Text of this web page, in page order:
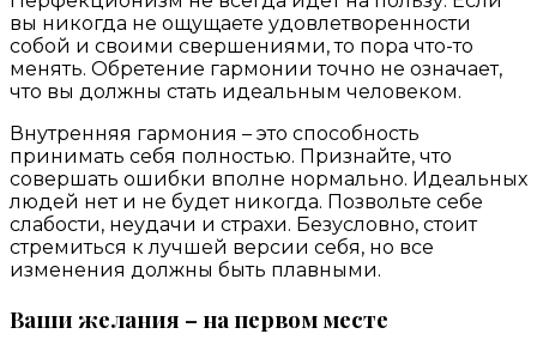
вы никогда не ощущаете удовлетворенности
собой и своими свершениями, то пора что-то
менять. Обретение гармонии точно не означает,
что вы должны стать идеальным человеком.
Внутренняя гармония – это способность
принимать себя полностью. Признайте, что
совершать ошибки вполне нормально. Идеальных
людей нет и не будет никогда. Позвольте себе
слабости, неудачи и страхи. Безусловно, стоит
стремиться к лучшей версии себя, но все
изменения должны быть плавными.
Ваши желания – на первом месте